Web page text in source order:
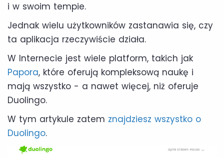
i w swoim tempie.
Jednak wielu użytkowników zastanawia się, czy
ta aplikacja rzeczywiście działa.
W Internecie jest wiele platform, takich jak
Papora, które oferują kompleksową naukę i
mają wszystko - a nawet więcej, niż oferuje
Duolingo.
W tym artykule zatem znajdziesz wszystko o
Duolingo.